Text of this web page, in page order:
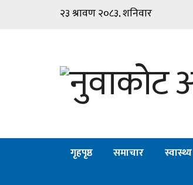
गृहपृष्ठ समाचार स्वास्थ्य